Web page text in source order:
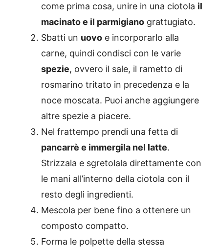
come prima cosa, unire in una ciotola il
macinato e il parmigiano grattugiato.
Sbatti un uovo e incorporarlo alla
carne, quindi condisci con le varie
spezie, ovvero il sale, il rametto di
rosmarino tritato in precedenza e la
noce moscata. Puoi anche aggiungere
altre spezie a piacere.
Nel frattempo prendi una fetta di
pancarrè e immergila nel latte.
Strizzala e sgretolala direttamente con
le mani all’interno della ciotola con il
resto degli ingredienti.
Mescola per bene fino a ottenere un
composto compatto.
Forma le polpette della stessa